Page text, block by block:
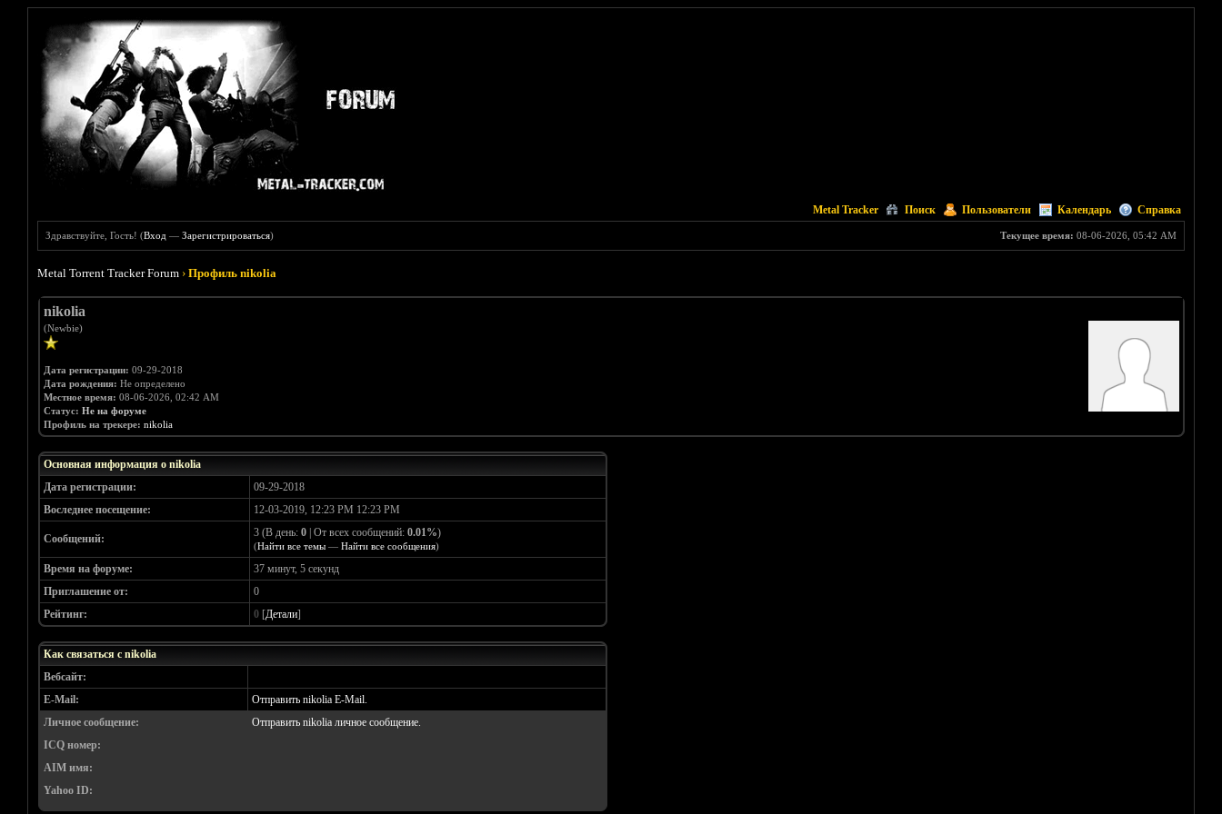
Metal Tracker Поиск Пользователи Календарь Справка
Текущее время: 08-06-2026, 05:42 AM
Здравствуйте, Гость! (Вход —Зарегистрироваться)
Metal Torrent Tracker Forum ›Профиль nikolia
nikolia
(Newbie)
Дата регистрации: 09-29-2018
Дата рождения: Не определено
Местное время: 08-06-2026, 02:42 AM
Статус: Не на форуме
Профиль на трекере: nikolia
Основная информация о nikolia
Дата регистрации:
09-29-2018
Воследнее посещение:
12-03-2019, 12:23 PM 12:23 PM
Сообщений: 3 (В день: 0| От всех сообщений: 0.01%)
(Найти все темы— Найти все сообщения)
Время на форуме:
37 минут, 5 секунд
Приглашение от:
0
Рейтинг:
0 [Детали]
Как связаться с nikolia
Вебсайт:
E-Mail:
Отправить nikolia E-Mail.
Личное сообщение:
Отправить nikolia личное сообщение.
ICQ номер:
AIM имя:
Yahoo ID: